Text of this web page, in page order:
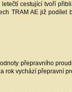
cestující tvoří
TRAM AE již podílet
přepravního
rok vychází přepravní